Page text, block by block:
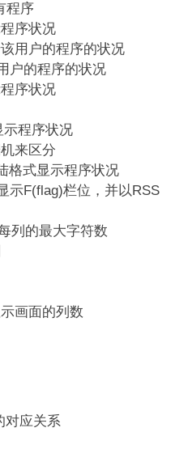
程序
序状况
用户的程序的状况
户的程序的状况
序状况
示程序状况
来区分
格式显示程序状况
示F(flag)栏位，并以RSS
列的最大字符数
画面的列数
对应关系